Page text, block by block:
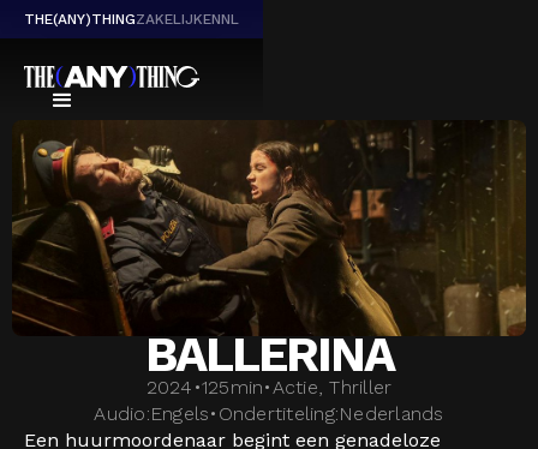
THE(ANY)THINGZAKELIJKENNL
BALLERINA
2024 •125min•Actie, Thriller
Audio:Engels• Ondertiteling:Nederlands
Een huurmoordenaar begint een genadeloze